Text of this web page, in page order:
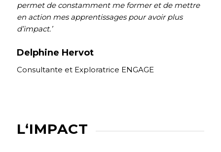
permet de constamment me former et de mettre
en action mes apprentissages pour avoir plus
d’impact.’
Delphine Hervot
Consultante et Exploratrice ENGAGE
L‘IMPACT